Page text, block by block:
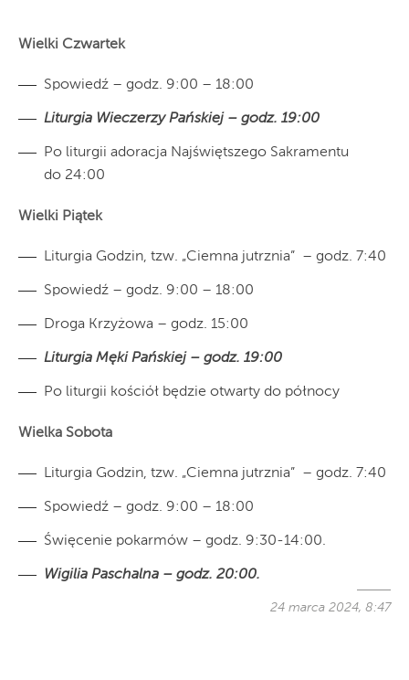
Wielki Czwartek
Spowiedź – godz. 9:00 – 18:00
Liturgia Wieczerzy Pańskiej – godz. 19:00
Po liturgii adoracja Najświętszego Sakramentu
do 24:00
Wielki Piątek
Liturgia Godzin, tzw. „Ciemna jutrznia” – godz. 7:40
Spowiedź – godz. 9:00 – 18:00
Droga Krzyżowa – godz. 15:00
Liturgia Męki Pańskiej – godz. 19:00
Po liturgii kościół będzie otwarty do północy
Wielka Sobota
Liturgia Godzin, tzw. „Ciemna jutrznia” – godz. 7:40
Spowiedź – godz. 9:00 – 18:00
Święcenie pokarmów – godz. 9:30-14:00.
Wigilia Paschalna – godz. 20:00.
24 marca 2024, 8:47